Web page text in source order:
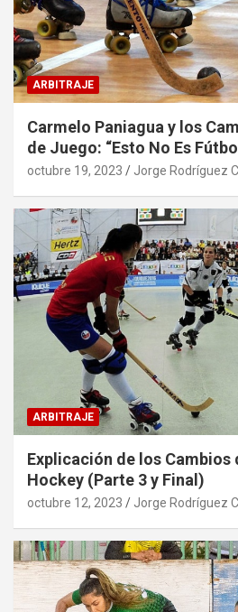
ARBITRAJE
Carmelo Paniagua y los
de Juego: “Esto No Es
octubre 19, 2023 Jorge Rodríguez
ARBITRAJE
Explicación de los Cambios
Hockey (Parte 3 y Final)
octubre 12, 2023 Jorge Rodríguez